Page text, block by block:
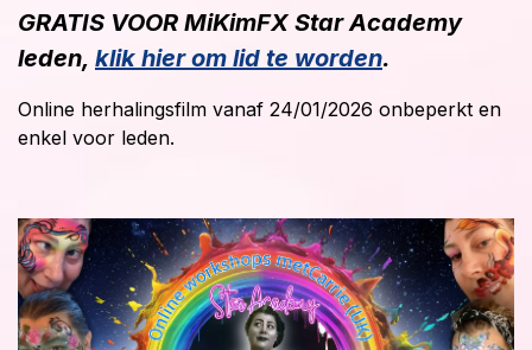
GRATIS VOOR MiKimFX Star Academy
leden, klik hier om lid te worden.
Online herhalingsfilm vanaf 24/01/2026 onbeperkt en
enkel voor leden.